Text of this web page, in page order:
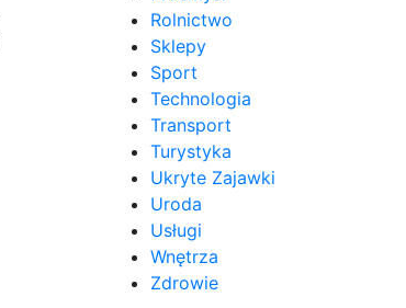
Rolnictwo
Sklepy
Sport
Technologia
Transport
Turystyka
Ukryte Zajawki
Uroda
Usługi
Wnętrza
Zdrowie